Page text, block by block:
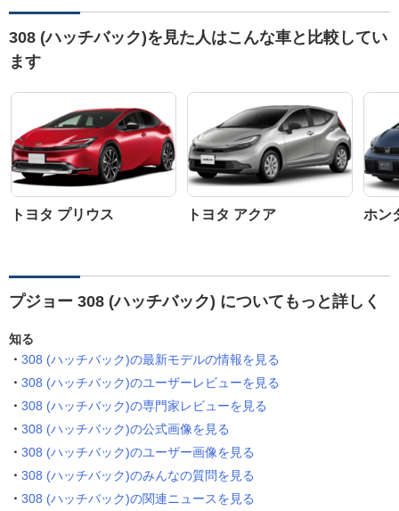
308 (ハッチバック)を見た人はこんな車と比較してい
ます
トヨタ プリウス トヨタ アクア ホン
プジョー 308 (ハッチバック) についてもっと詳しく
知る
308 (ハッチバック)の最新モデルの情報を見る
308 (ハッチバック)のユーザーレビューを見る
308 (ハッチバック)の専門家レビューを見る
308 (ハッチバック)の公式画像を見る
308 (ハッチバック)のユーザー画像を見る
308 (ハッチバック)のみんなの質問を見る
308 (ハッチバック)の関連ニュースを見る